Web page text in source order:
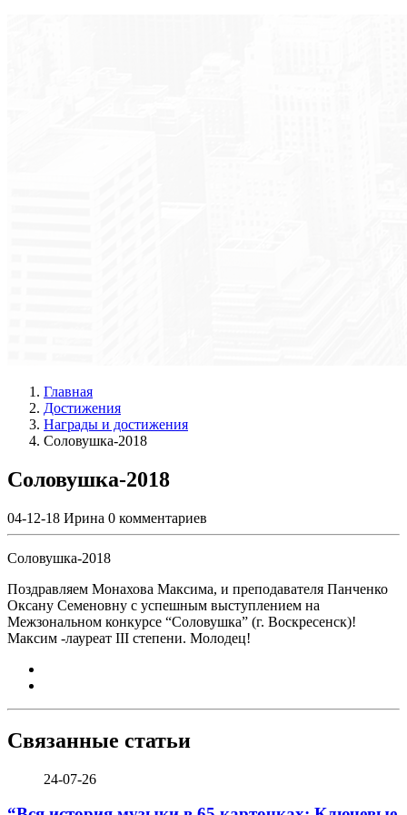
Главная
Достижения
Награды и достижения
Соловушка-2018
Соловушка-2018
04-12-18 Ирина 0 комментариев
Соловушка-2018
Поздравляем Монахова Максима, и преподавателя Панченко
Оксану Семеновну с успешным выступлением на
Межзональном конкурсе “Соловушка” (г. Воскресенск)!
Максим -лауреат III степени. Молодец!
Связанные статьи
24-07-26